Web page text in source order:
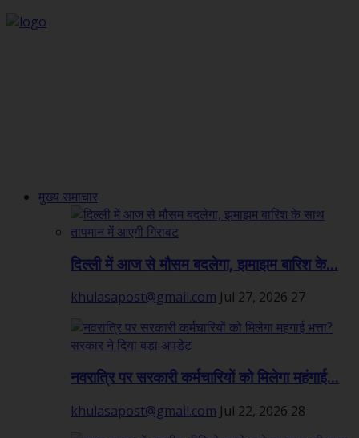
मुख्य समाचार
दिल्ली में आज से मौसम बदलेगा, झमाझम बारिश के...
khulasapost@gmail.com Jul 27, 2026 27
नवरात्रि पर सरकारी कर्मचारियों को मिलेगा महंगाई...
khulasapost@gmail.com Jul 22, 2026 28